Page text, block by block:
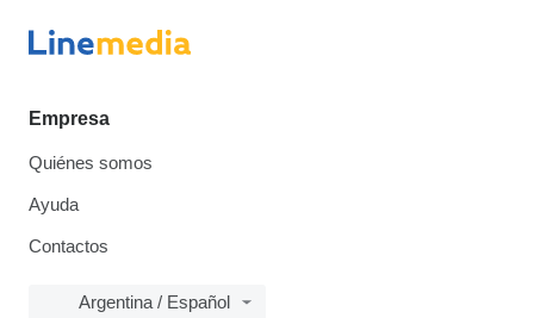
Empresa
Quiénes somos
Ayuda
Contactos
Argentina / Español